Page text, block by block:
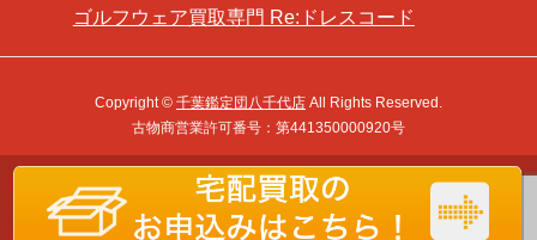
ゴルフウェア買取専門 Re:ドレスコード
Copyright © 千葉鑑定団八千代店 All Rights Reserved.
古物商営業許可番号：第441350000920号